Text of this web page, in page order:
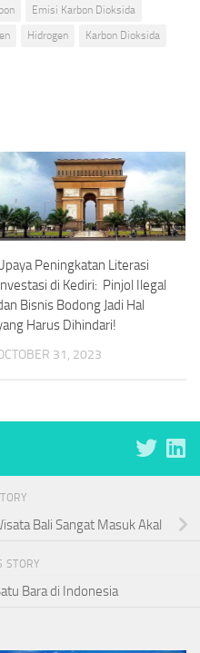
Emisi Karbon Dioksida
Hidrogen
Karbon Dioksida
Peningkatan Literasi
di Kediri: Pinjol Ilegal
Bisnis Bodong Jadi Hal
Harus Dihindari!
31, 2023
Bali Sangat Masuk Akal
STORY
Bara di Indonesia